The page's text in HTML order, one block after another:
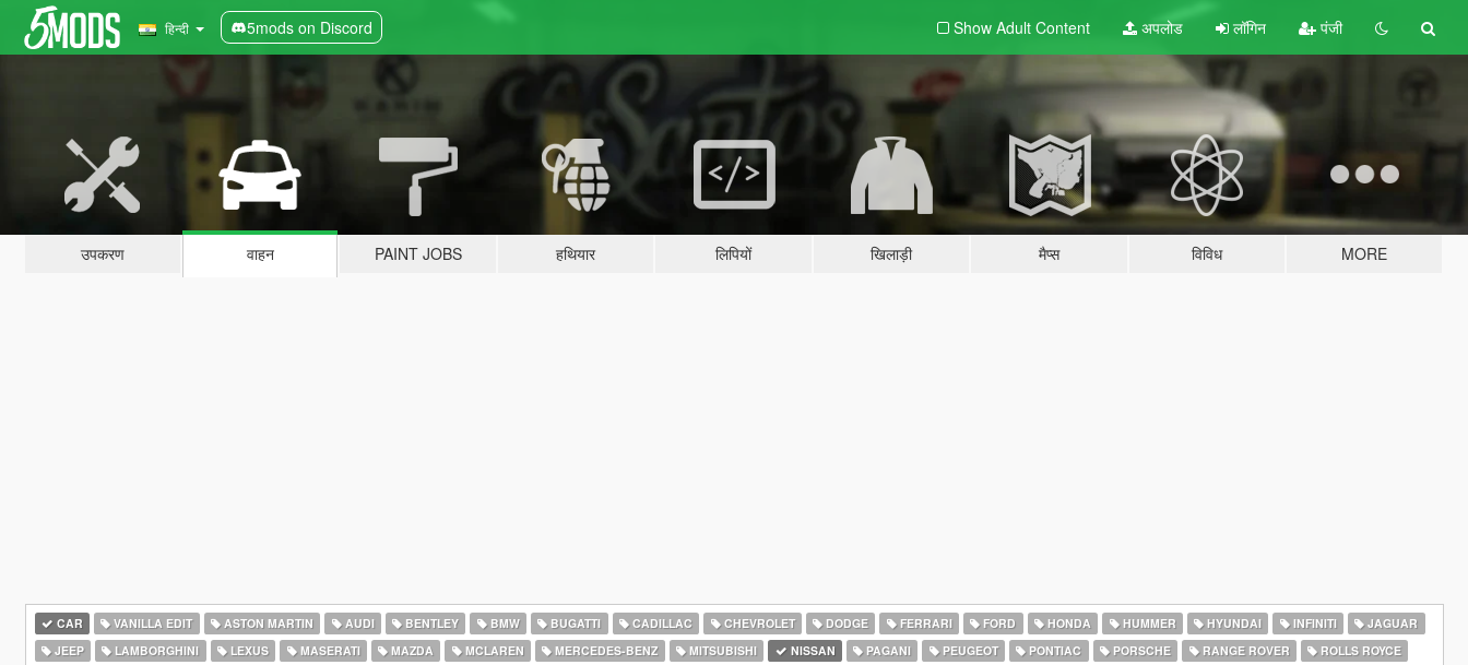
हिन्दी 5mods on Discord Show Adult Content अपलोड लॉगिन पंजी
उपकरण वाहन PAINT JOBS हथियार लिपियों खिलाड़ी मैप्स विविध MORE
CAR VANILLA EDIT ASTON MARTIN AUDI BENTLEY BMW BUGATTI CADILLAC CHEVROLET DODGE FERRARI FORD HONDA HUMMER HYUNDAI INFINITI
JAGUAR
JEEP
LAMBORGHINI LEXUS MASERATI MAZDA MCLAREN MERCEDES-BENZ MITSUBISHI NISSAN PAGANI PEUGEOT PONTIAC PORSCHE RANGE ROVER
ROLLS ROYCE